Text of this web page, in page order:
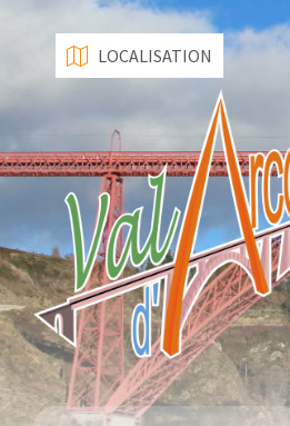
LOCALISATION